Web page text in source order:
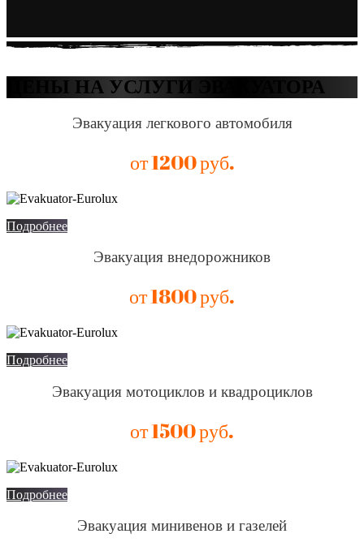
ЦЕНЫ НА УСЛУГИ ЭВАКУАТОРА
Эвакуация легкового автомобиля
от 1200 руб.
Подробнее
Эвакуация внедорожников
от 1800 руб.
Подробнее
Эвакуация мотоциклов и квадроциклов
от 1500 руб.
Подробнее
Эвакуация минивенов и газелей